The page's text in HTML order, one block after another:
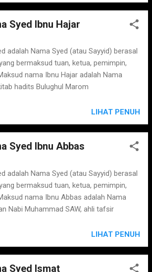
Syed Ibnu Hajar
adalah Nama Syed (atau Sayyid) berasal
bermaksud tuan, ketua, pemimpin,
nama Ibnu Hajar adalah Nama
hadits Bulughul Marom
LIHAT PENUH
Syed Ibnu Abbas
adalah Nama Syed (atau Sayyid) berasal
bermaksud tuan, ketua, pemimpin,
nama Ibnu Abbas adalah Nama
Nabi Muhammad SAW, ahli tafsir
LIHAT PENUH
Syed Ismat